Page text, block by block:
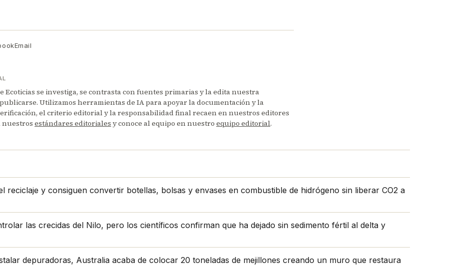
Email
Ecoticias se investiga, se contrasta con fuentes primarias y la edita nuestra
Utilizamos herramientas de IA para apoyar la documentación y la
el criterio editorial y la responsabilidad final recaen en nuestros editores
nuestros estándares editoriales y conoce al equipo en nuestro equipo editorial.
reciclaje y consiguen convertir botellas, bolsas y envases en combustible de hidrógeno sin liberar CO2 a
las crecidas del Nilo, pero los científicos confirman que ha dejado sin sedimento fértil al delta y
depuradoras, Australia acaba de colocar 20 toneladas de mejillones creando un muro que restaura